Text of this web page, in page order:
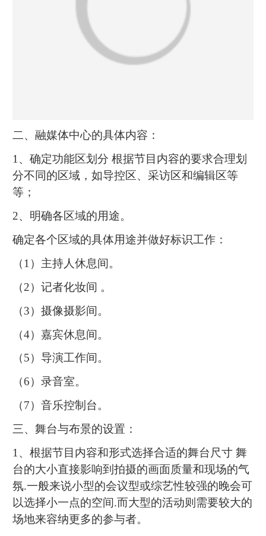
二、融媒体中心的具体内容：
1、确定功能区划分 根据节目内容的要求合理划
分不同的区域，如导控区、采访区和编辑区等
等；
2、明确各区域的用途。
确定各个区域的具体用途并做好标识工作：
（1）主持人休息间。
（2）记者化妆间 。
（3）摄像摄影间。
（4）嘉宾休息间。
（5）导演工作间。
（6）录音室。
（7）音乐控制台。
三、舞台与布景的设置：
1、根据节目内容和形式选择合适的舞台尺寸 舞
台的大小直接影响到拍摄的画面质量和现场的气
氛.一般来说小型的会议型或综艺性较强的晚会可
以选择小一点的空间.而大型的活动则需要较大的
场地来容纳更多的参与者。